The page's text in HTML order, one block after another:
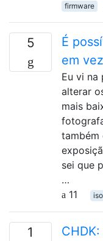
firmware
5
É
em
Eu vi na
alterar
mais
também
sei que
…
11
iso
1